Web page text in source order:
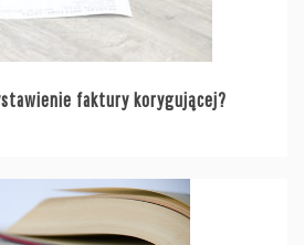
faktury korygującej?